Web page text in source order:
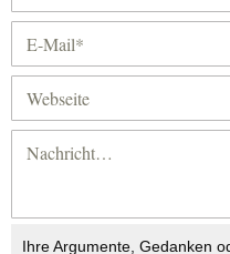
Ihre Argumente, Gedanken